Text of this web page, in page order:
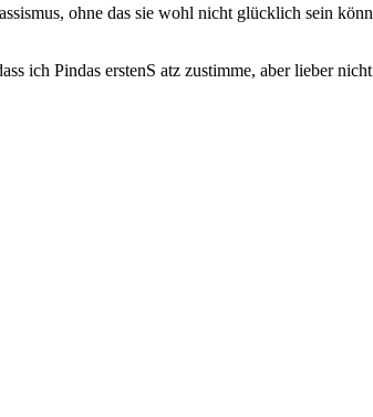
ohne das sie wohl nicht glücklich sein
ich Pindas erstenS atz zustimme, aber lieber